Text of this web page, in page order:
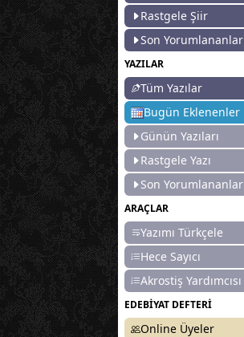
Rastgele Şiir
Son Yorumlananlar
YAZILAR
Tüm Yazılar
Bugün Eklenenler
Günün Yazıları
Rastgele Yazı
Son Yorumlananlar
ARAÇLAR
Yazımı Türkçele
Hece Sayıcı
Akrostiş Yardımcısı
EDEBİYAT DEFTERİ
Online Üyeler